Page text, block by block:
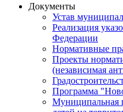
Документы
Устав
Реализация
Федерации
Нормативные
Проекты
(независимая
Программа
Муниципальная